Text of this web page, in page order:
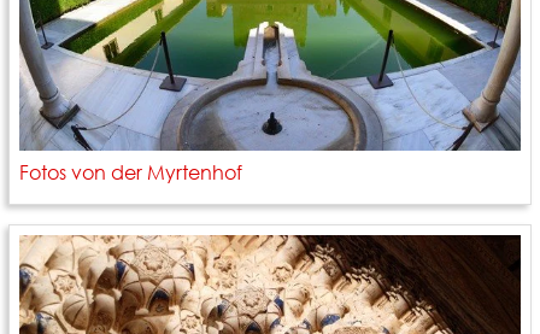
Fotos von der Myrtenhof